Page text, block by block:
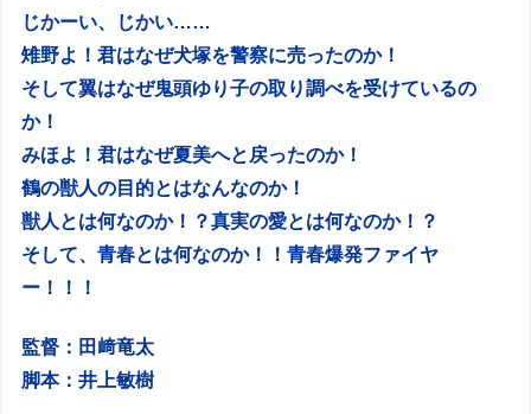
じかーい、じかい……
雉野よ！君はなぜ犬塚を警察に売ったのか！
そして翼はなぜ鬼頭ゆり子の取り調べを受けているの
か！
みほよ！君はなぜ夏美へと戻ったのか！
鶴の獣人の目的とはなんなのか！
獣人とは何なのか！？真実の愛とは何なのか！？
そして、青春とは何なのか！！青春爆発ファイヤ
ー！！！
監督：田﨑竜太
脚本：井上敏樹